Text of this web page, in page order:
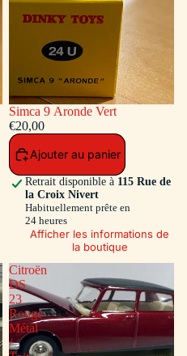
Simca 9 Aronde Vert
€20,00
Ajouter au panier
Retrait disponible à 115 Rue de
la Croix Nivert
Habituellement prête en
24 heures
Afficher les informations de
la boutique
Citroën
DS
23
Rouge
Métal
/